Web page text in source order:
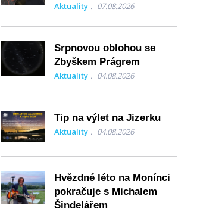
Aktuality 07.08.2026
Srpnovou oblohou se
Zbyškem Prágrem
Aktuality 04.08.2026
Tip na výlet na Jizerku
Aktuality 04.08.2026
Hvězdné léto na Monínci
pokračuje s Michalem
Šindelářem